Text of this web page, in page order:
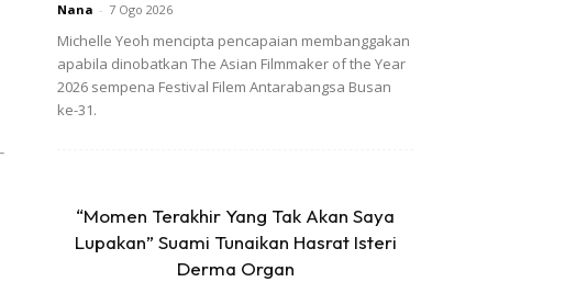
Nana - 7 Ogo 2026
Michelle Yeoh mencipta pencapaian membanggakan
apabila dinobatkan The Asian Filmmaker of the Year
2026 sempena Festival Filem Antarabangsa Busan
ke-31.
“Momen Terakhir Yang Tak Akan Saya
Lupakan” Suami Tunaikan Hasrat Isteri
Derma Organ